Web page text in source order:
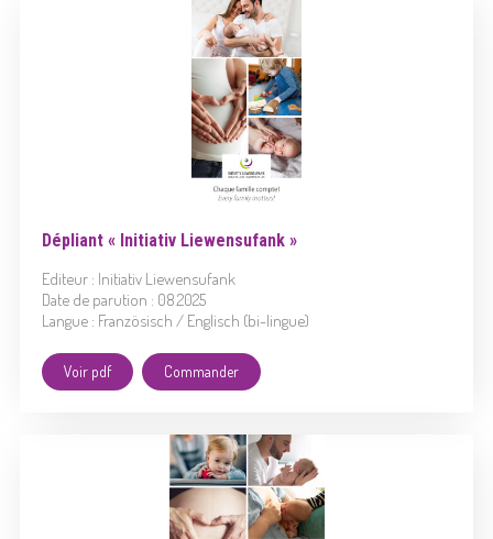
Dépliant « Initiativ Liewensufank »
Editeur : Initiativ Liewensufank
Date de parution : 08.2025
Langue : Französisch / Englisch (bi-lingue)
Voir pdf Commander